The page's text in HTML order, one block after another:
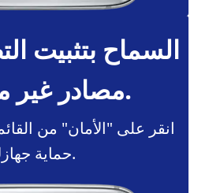
السماح بتثبيت
مصادر غير معروفة.
انقر على "الأمان" من
حماية جهازك.